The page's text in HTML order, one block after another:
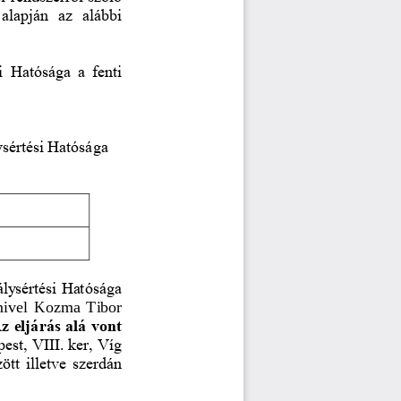
az  alábbi
Hatósága a fenti
Hatósága
Hatósága
Kozma  Tibor
eljárás alá vont
VIII. ker, Víg
illetve szerdán